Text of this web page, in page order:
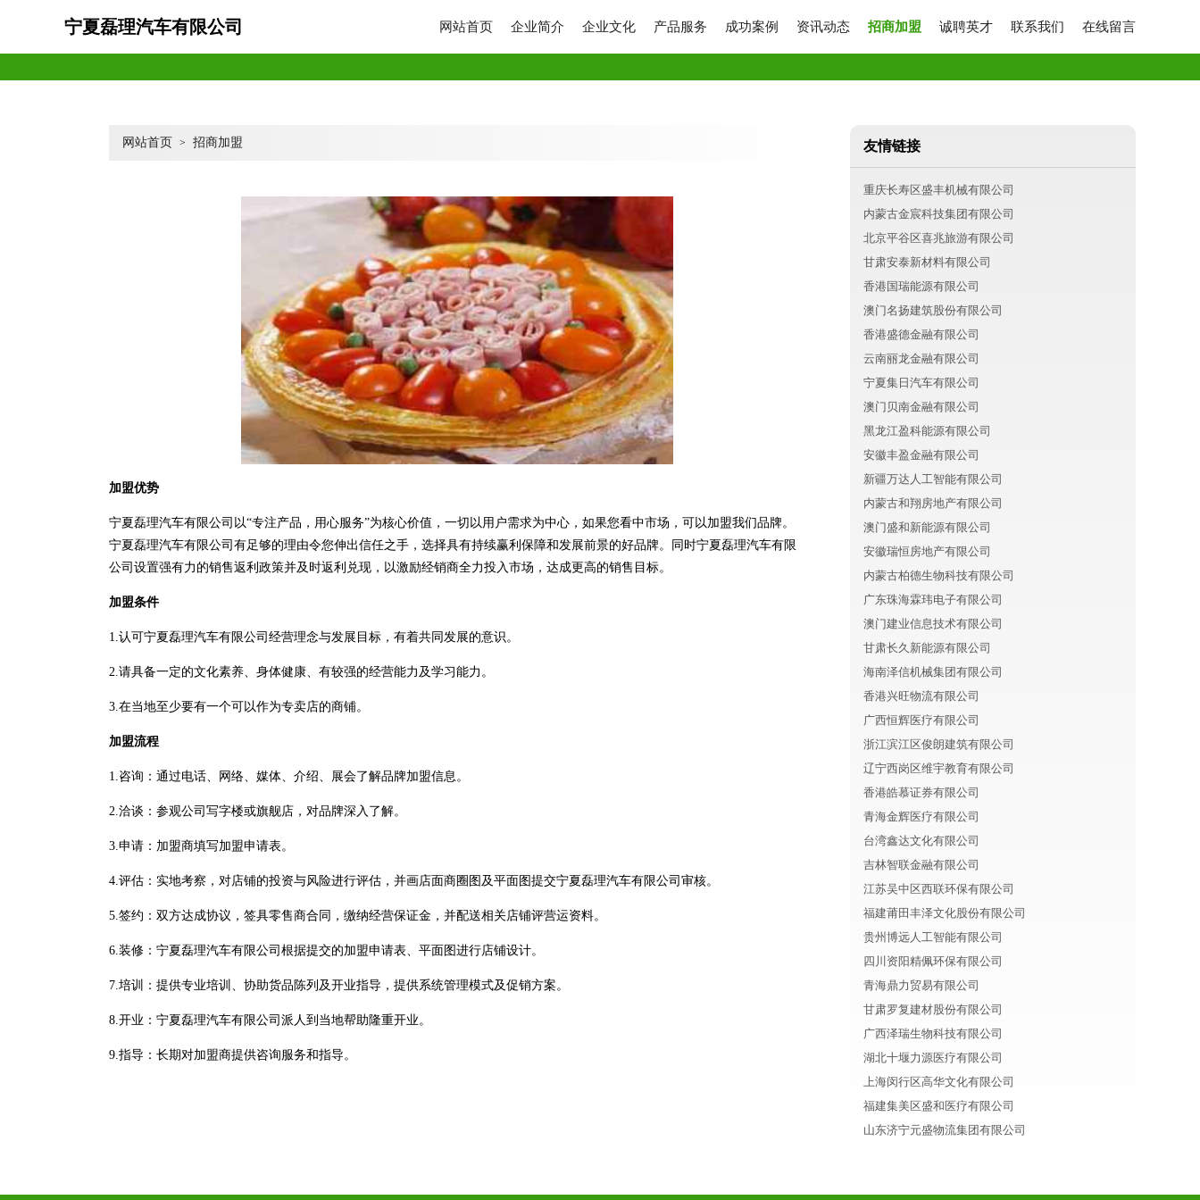
宁夏磊理汽车有限公司 网站首页 企业简介 企业文化 产品服务 成功案例 资讯动态 招商加盟 诚聘英才 联系我们 在线留言
网站首页 > 招商加盟
加盟优势
宁夏磊理汽车有限公司以“专注产品，用心服务”为核心价值，一切以用户需求为中心，如果您看中市场，可以加盟我们品牌。
宁夏磊理汽车有限公司有足够的理由令您伸出信任之手，选择具有持续赢利保障和发展前景的好品牌。同时宁夏磊理汽车有限
公司设置强有力的销售返利政策并及时返利兑现，以激励经销商全力投入市场，达成更高的销售目标。
加盟条件
1.认可宁夏磊理汽车有限公司经营理念与发展目标，有着共同发展的意识。
2.请具备一定的文化素养、身体健康、有较强的经营能力及学习能力。
3.在当地至少要有一个可以作为专卖店的商铺。
加盟流程
1.咨询：通过电话、网络、媒体、介绍、展会了解品牌加盟信息。
2.洽谈：参观公司写字楼或旗舰店，对品牌深入了解。
3.申请：加盟商填写加盟申请表。
4.评估：实地考察，对店铺的投资与风险进行评估，并画店面商圈图及平面图提交宁夏磊理汽车有限公司审核。
5.签约：双方达成协议，签具零售商合同，缴纳经营保证金，并配送相关店铺评营运资料。
6.装修：宁夏磊理汽车有限公司根据提交的加盟申请表、平面图进行店铺设计。
7.培训：提供专业培训、协助货品陈列及开业指导，提供系统管理模式及促销方案。
8.开业：宁夏磊理汽车有限公司派人到当地帮助隆重开业。
9.指导：长期对加盟商提供咨询服务和指导。
友情链接
重庆长寿区盛丰机械有限公司
内蒙古金宸科技集团有限公司
北京平谷区喜兆旅游有限公司
甘肃安泰新材料有限公司
香港国瑞能源有限公司
澳门名扬建筑股份有限公司
香港盛德金融有限公司
云南丽龙金融有限公司
宁夏集日汽车有限公司
澳门贝南金融有限公司
黑龙江盈科能源有限公司
安徽丰盈金融有限公司
新疆万达人工智能有限公司
内蒙古和翔房地产有限公司
澳门盛和新能源有限公司
安徽瑞恒房地产有限公司
内蒙古柏德生物科技有限公司
广东珠海霖玮电子有限公司
澳门建业信息技术有限公司
甘肃长久新能源有限公司
海南泽信机械集团有限公司
香港兴旺物流有限公司
广西恒辉医疗有限公司
浙江滨江区俊朗建筑有限公司
辽宁西岗区维宇教育有限公司
香港皓慕证券有限公司
青海金辉医疗有限公司
台湾鑫达文化有限公司
吉林智联金融有限公司
江苏吴中区西联环保有限公司
福建莆田丰泽文化股份有限公司
贵州博远人工智能有限公司
四川资阳精佩环保有限公司
青海鼎力贸易有限公司
甘肃罗复建材股份有限公司
广西泽瑞生物科技有限公司
湖北十堰力源医疗有限公司
上海闵行区高华文化有限公司
福建集美区盛和医疗有限公司
山东济宁元盛物流集团有限公司